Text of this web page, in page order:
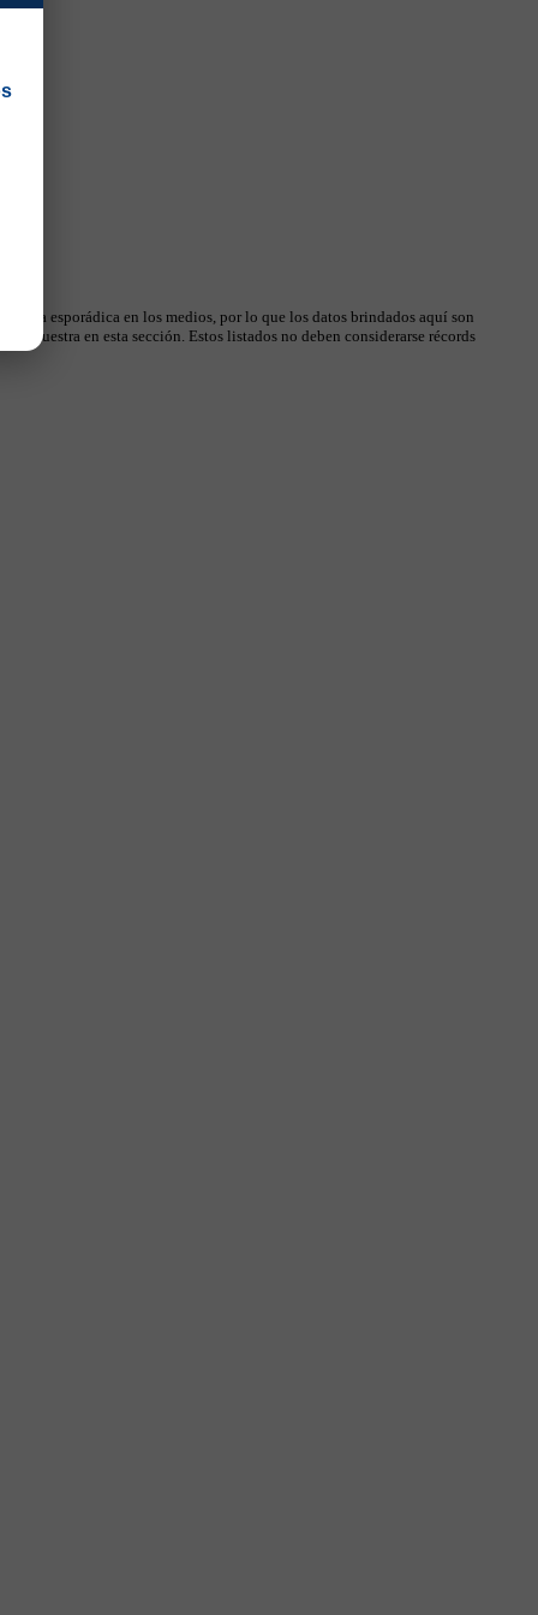
esporádica en los medios, por lo que los datos brindados aquí son
muestra en esta sección. Estos listados no deben considerarse récords